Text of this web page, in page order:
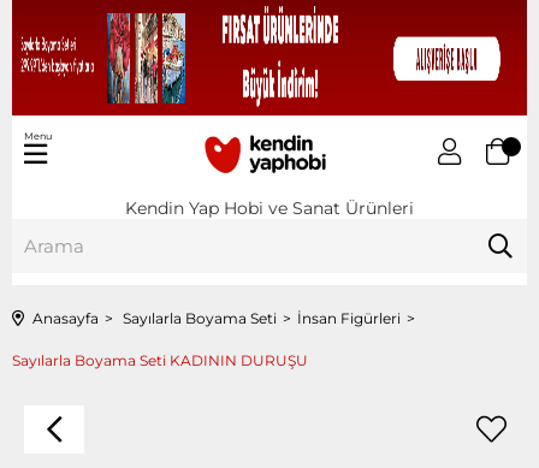
Kendin Yap Hobi ve Sanat Ürünleri
Menu
Anasayfa Sayılarla Boyama Seti İnsan Figürleri
Sayılarla Boyama Seti KADININ DURUŞU